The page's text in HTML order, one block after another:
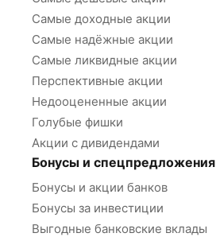
Самые доходные акции
Самые надёжные акции
Самые ликвидные акции
Перспективные акции
Недооцененные акции
Голубые фишки
Акции с дивидендами
Бонусы и спецпредложения
Бонусы и акции банков
Бонусы за инвестиции
Выгодные банковские вклады